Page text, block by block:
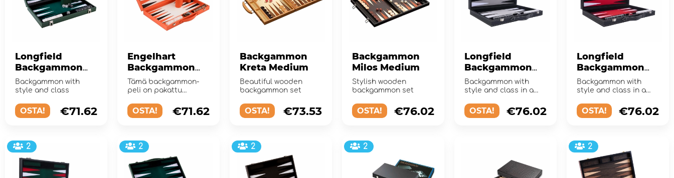
Longfield
Backgammon
Medium Forest
Green
Backgammon with
style and class
OSTA! €71.62
Engelhart
Backgammon
Keskikokoinen
Oranssi
Tämä backgammon-
peli on pakattu
OSTA! €71.62
Backgammon
Kreta Medium
Beautiful wooden
backgammon set
OSTA! €73.53
Backgammon
Milos Medium
Stylish wooden
backgammon set
OSTA! €76.02
Longfield
Backgammon
Large Grey
Backgammon with
style and class in a
OSTA! €76.02
Longfield
Backgammon
Large Red
Backgammon with
style and class in a
OSTA! €76.02
2 2 2 2 2